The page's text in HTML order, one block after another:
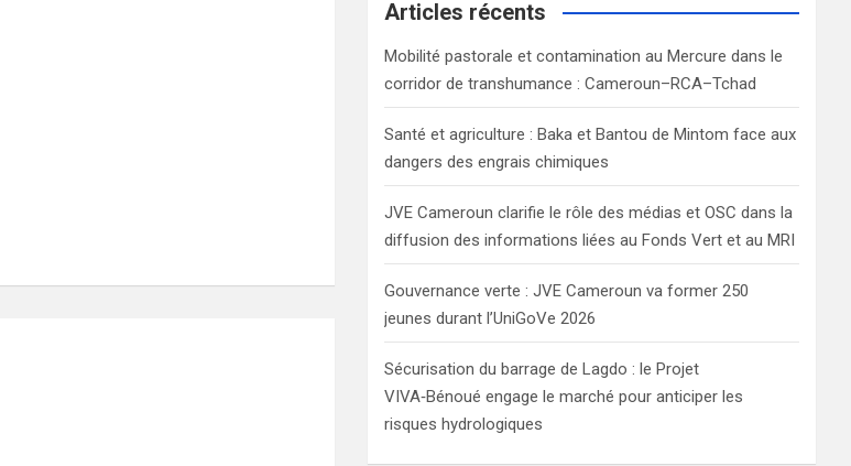
c
Articles récents
Mobilité pastorale et contamination au Mercure dans le
corridor de transhumance : Cameroun–RCA–Tchad
Santé et agriculture : Baka et Bantou de Mintom face aux
dangers des engrais chimiques
JVE Cameroun clarifie le rôle des médias et OSC dans la
diffusion des informations liées au Fonds Vert et au MRI
Gouvernance verte : JVE Cameroun va former 250
jeunes durant l’UniGoVe 2026
Sécurisation du barrage de Lagdo : le Projet
VIVA‑Bénoué engage le marché pour anticiper les
risques hydrologiques